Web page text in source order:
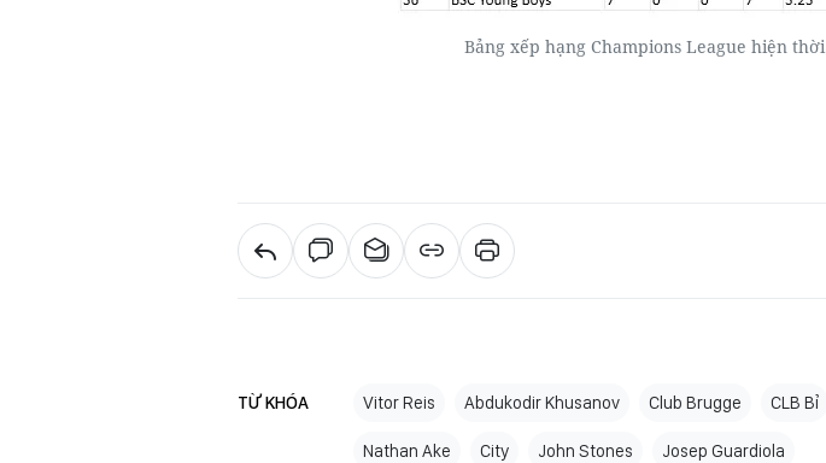
Bảng xếp hạng Champions League hiện thời
TỪ KHÓA Vitor Reis Abdukodir Khusanov Club Brugge CLB Bỉ
Nathan Ake City John Stones Josep Guardiola